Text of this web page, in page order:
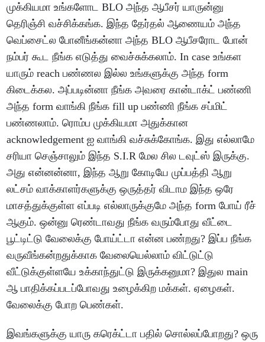
முக்கியமா உங்களோட BLO அந்த ஆபீசர் யாருன்னு
தெரிஞ்சி வச்சிக்கங்க. இந்த தேர்தல் ஆணையம் அந்த
வெப்சைட்ல போனீங்கன்னா அந்த BLO ஆபீசரோட போன்
நம்பர் கூட நீங்க எடுத்து வைச்சுக்கலாம். In case உங்கள
யாரும் reach பண்ணல இல்ல உங்களுக்கு அந்த form
கிடைக்கல. அப்படின்னா நீங்க அவரை கான்டாக்ட் பண்ணி
அந்த form வாங்கி நீங்க fill up பண்ணி நீங்க சப்மிட்
பண்ணலாம். ரொம்ப முக்கியமா அதுக்கான
acknowledgement ஐ வாங்கி வச்சுக்கோங்க. இது எல்லாமே
சரியா செஞ்சாலும் இந்த S.I.R மேல சில டவுட்ஸ் இருக்கு.
அது என்னன்னா, இந்த ஆறு கோடியே முப்பத்தி ஆறு
லட்சம் வாக்காளர்களுக்கு ஒருத்தர் விடாம இந்த ஒரே
மாசத்துக்குள்ள எப்படி எல்லாருக்குமே அந்த form போய் ரீச்
ஆகும். ஒன்னு ரெண்டாவது நீங்க வரும்போது வீட்டை
பூட்டிட்டு வேலைக்கு போய்ட்டா என்ன பண்றது? இப்ப நீங்க
வருவீங்கன்றதுக்காக வேலையெல்லாம் விட்டுட்டு
வீட்டுக்குள்ளயே உக்காந்துட்டு இருக்கனுமா? இதுல main
ஆ பாதிக்கப்படப்போவது உழைக்கிற மக்கள். ஏழைகள்.
வேலைக்கு போற பெண்கள்.
இவங்களுக்கு யாரு கரெக்ட்டா பதில் சொல்லப்போறது? ஒரு